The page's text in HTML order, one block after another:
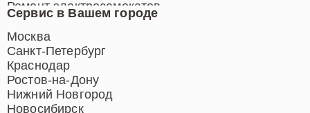
Сервис в Вашем городе
Москва
Санкт-Петербург
Краснодар
Ростов-на-Дону
Нижний Новгород
Новосибирск
Ремонт электросамокатов
Ремонт индукционных плит
Ремонт роботов-пылесосов
Ремонт гладильных систем
Ремонт отпаривателей
Ремонт вертикальных
пылесосов